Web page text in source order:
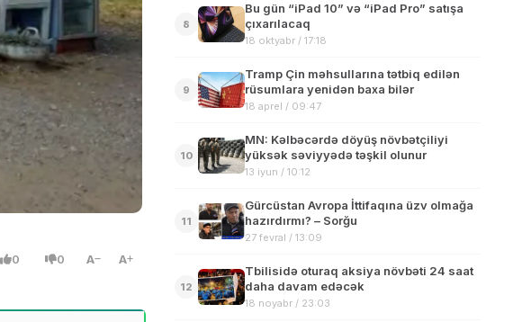
0 0 A A
8
Bu gün “iPad 10” və “iPad Pro” satışa
çıxarılacaq
18 oktyabr / 17:18
9
Tramp Çin məhsullarına tətbiq edilən
rüsumlara yenidən baxa bilər
18 aprel / 09:47
10
MN: Kəlbəcərdə döyüş növbətçiliyi
yüksək səviyyədə təşkil olunur
13 iyun / 10:12
11
Gürcüstan Avropa İttifaqına üzv olmağa
hazırdırmı? – Sorğu
27 fevral / 13:09
12
Tbilisidə oturaq aksiya növbəti 24 saat
daha davam edəcək
18 noyabr / 23:03